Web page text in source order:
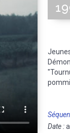
Date :